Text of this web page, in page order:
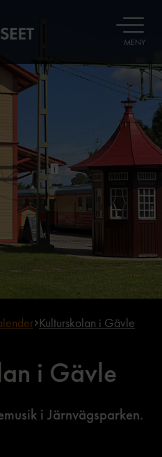
ÖPPNA
MENY
Kulturskolan i Gävle
i Gävle
i Järnvägsparken.